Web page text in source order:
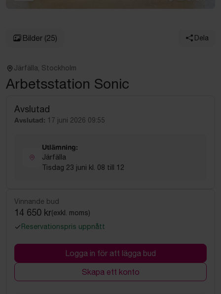
Bilder (25) Dela
Järfälla, Stockholm
Arbetsstation Sonic
Avslutad
Avslutad: 17 juni 2026 09:55
Utlämning:
Järfälla
Tisdag 23 juni kl. 08 till 12
Vinnande bud
14 650 kr(exkl. moms)
Reservationspris uppnått
Logga in för att lägga bud
Skapa ett konto